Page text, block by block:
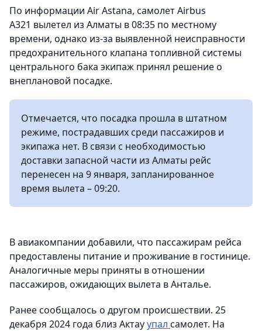
По информации Air Astana, самолет Airbus
A321 вылетел из Алматы в 08:35 по местному
времени, однако из-за выявленной неисправности
предохранительного клапана топливной системы
центрального бака экипаж принял решение о
внеплановой посадке.
Отмечается, что посадка прошла в штатном
режиме, пострадавших среди пассажиров и
экипажа нет. В связи с необходимостью
доставки запасной части из Алматы рейс
перенесен на 9 января, запланированное
время вылета – 09:20.
В авиакомпании добавили, что пассажирам рейса
предоставлены питание и проживание в гостинице.
Аналогичные меры приняты в отношении
пассажиров, ожидающих вылета в Анталье.
Ранее сообщалось о другом происшествии. 25
декабря 2024 года близ Актауупал самолет. На